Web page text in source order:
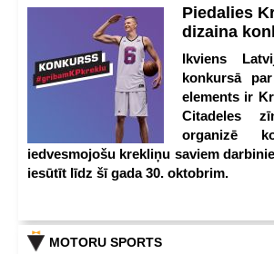
Piedalies
dizaina
Ikviens
konkursā
elements ir
Citadeles
organizē
iedvesmojošu krekliņu saviem
iesūtīt līdz šī gada 30. oktobrim.
MOTORU SPORTS